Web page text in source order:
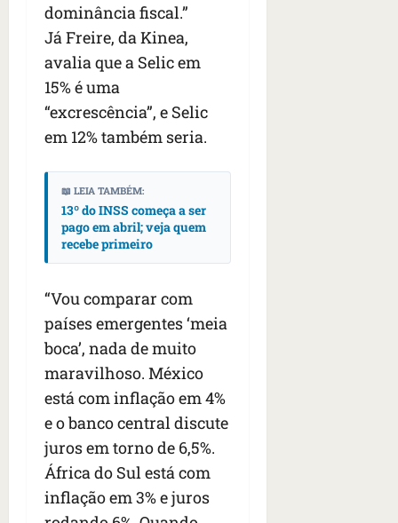
dominância fiscal.”
Já Freire, da Kinea,
avalia que a Selic em
15% é uma
“excrescência”, e Selic
em 12% também seria.
📖 LEIA TAMBÉM:
13º do INSS começa a ser
pago em abril; veja quem
recebe primeiro
“Vou comparar com
países emergentes ‘meia
boca’, nada de muito
maravilhoso. México
está com inflação em 4%
e o banco central discute
juros em torno de 6,5%.
África do Sul está com
inflação em 3% e juros